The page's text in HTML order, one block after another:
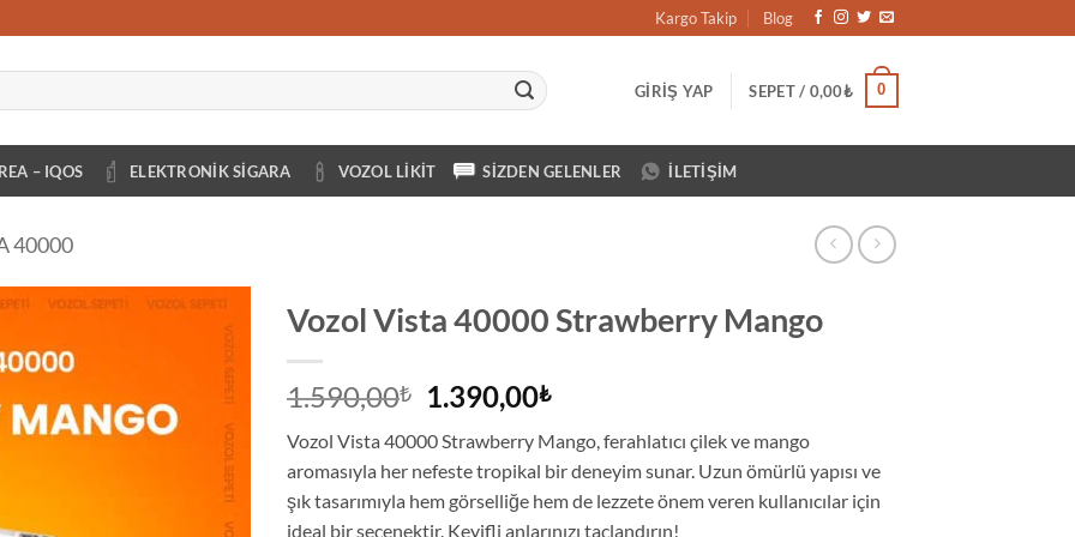
Kargo Takip Blog
GIRIŞ YAP SEPET / 0,00₺ 0
– IQOS ELEKTRONIK SIGARA VOZOL LIKIT SIZDEN GELENLER İLETIŞIM
40000
Vozol Vista 40000 Strawberry Mango
1.590,00₺
Orijinal
1.590,00₺.
1.390,00₺Şu
fiyat:
1.390,00₺.
Vozol Vista 40000 Strawberry Mango, ferahlatıcı çilek ve mango
aromasıyla her nefeste tropikal bir deneyim sunar. Uzun ömürlü yapısı ve
şık tasarımıyla hem görselliğe hem de lezzete önem veren kullanıcılar için
ideal bir seçenektir. Keyifli anlarınızı taçlandırın!